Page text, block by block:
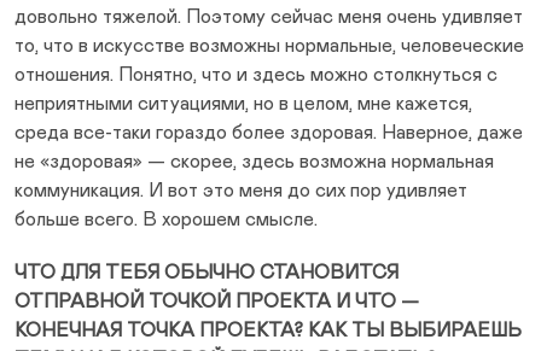
довольно тяжелой. Поэтому сейчас меня очень удивляет
то, что в искусстве возможны нормальные, человеческие
отношения. Понятно, что и здесь можно столкнуться с
неприятными ситуациями, но в целом, мне кажется,
среда все-таки гораздо более здоровая. Наверное, даже
не «здоровая» — скорее, здесь возможна нормальная
коммуникация. И вот это меня до сих пор удивляет
больше всего. В хорошем смысле.
ЧТО ДЛЯ ТЕБЯ ОБЫЧНО СТАНОВИТСЯ
ОТПРАВНОЙ ТОЧКОЙ ПРОЕКТА И ЧТО —
КОНЕЧНАЯ ТОЧКА ПРОЕКТА? КАК ТЫ ВЫБИРАЕШЬ